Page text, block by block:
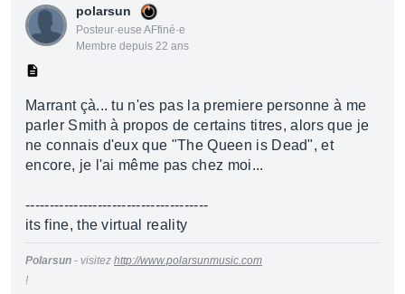
polarsun
Posteur·euse AFfiné·e
Membre depuis 22 ans
Marrant çà... tu n'es pas la premiere personne à me
parler Smith à propos de certains titres, alors que je
ne connais d'eux que "The Queen is Dead", et
encore, je l'ai même pas chez moi...
--------------------------------------
its fine, the virtual reality
Polarsun - visitez http://www.polarsunmusic.com
!